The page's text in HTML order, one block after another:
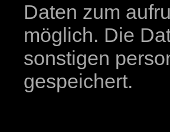
Daten zum
möglich. Die
sonstigen
gespeichert.